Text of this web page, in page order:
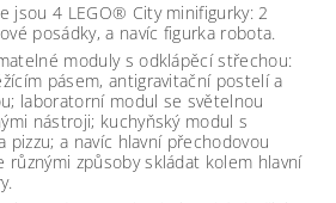
jsou 4 LEGO® City minifigurky: 2
posádky, a navíc figurka robota.
moduly s odklápěcí střechou:
pásem, antigravitační postelí a
laboratorní modul se světelnou
nástroji; kuchyňský modul s
pizzu; a navíc hlavní přechodovou
různými způsoby skládat kolem hlavní